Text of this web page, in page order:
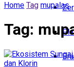
Home Tag mupalas
Tag: